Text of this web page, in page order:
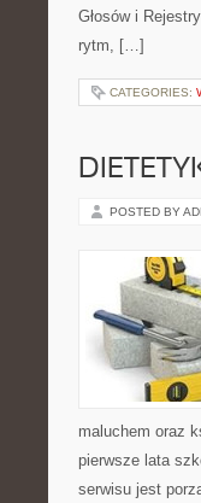
Głosów i
rytm, […]
CATEGORIES:
POSTED BY
maluchem oraz
pierwsze lata
serwisu jest